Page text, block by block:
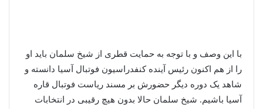
با این وصف و با توجه به حمایت قطری از شیخ سلمان باید او
را از هم اکنون رئیس آینده کنفدراسیون فوتبال آسیا دانسته و
شاهد یک دوره دیگر حضورش بر مسند ریاست فوتبال قاره
آسیا باشیم. شیخ سلمان حالا بدون هیچ رقیبی در انتخابات